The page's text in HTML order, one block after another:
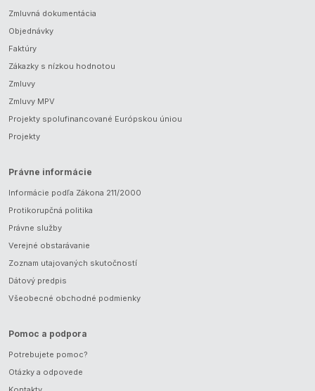
Zmluvná dokumentácia
Objednávky
Faktúry
Zákazky s nízkou hodnotou
Zmluvy
Zmluvy MPV
Projekty spolufinancované Európskou úniou
Projekty
Právne informácie
Informácie podľa Zákona 211/2000
Protikorupčná politika
Právne služby
Verejné obstarávanie
Zoznam utajovaných skutočností
Dátový predpis
Všeobecné obchodné podmienky
Pomoc a podpora
Potrebujete pomoc?
Otázky a odpovede